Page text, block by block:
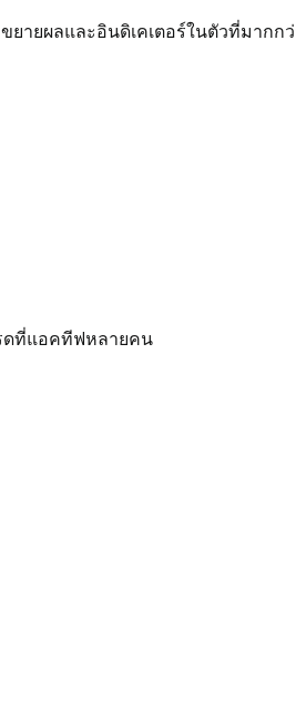
ายผลและอินดิเคเตอร์ในตัวที่มากก
ดที่แอคทีฟหลายคน